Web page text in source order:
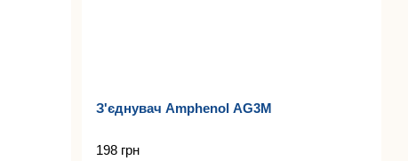
З'єднувач Amphenol AG3M
198 грн